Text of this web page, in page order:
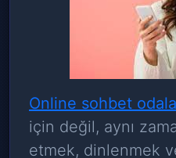
Online sohbet
için değil, aynı
etmek, dinlenmek